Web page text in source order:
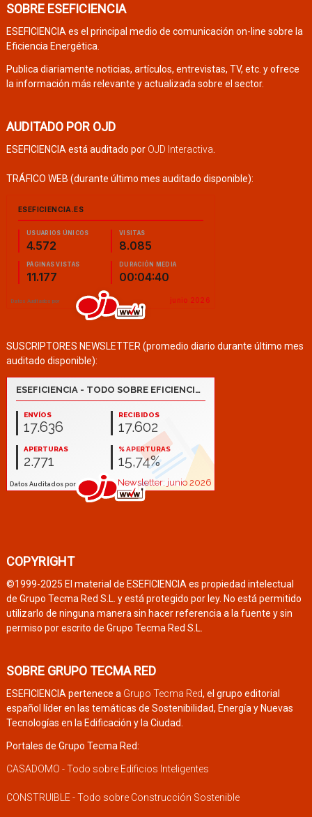
SOBRE ESEFICIENCIA
ESEFICIENCIA es el principal medio de comunicación on-line sobre la
Eficiencia Energética.
Publica diariamente noticias, artículos, entrevistas, TV, etc. y ofrece
la información más relevante y actualizada sobre el sector.
AUDITADO POR OJD
ESEFICIENCIA está auditado por OJD Interactiva
TRÁFICO WEB (durante último mes auditado disponible):
SUSCRIPTORES NEWSLETTER (promedio diario durante último mes
auditado disponible):
COPYRIGHT
©1999-2025 El material de ESEFICIENCIA es propiedad intelectual
de Grupo Tecma Red S.L. y está protegido por ley. No está permitido
utilizarlo de ninguna manera sin hacer referencia a la fuente y sin
permiso por escrito de Grupo Tecma Red S.L.
SOBRE GRUPO TECMA RED
ESEFICIENCIA pertenece a Grupo Tecma Red, el grupo editorial
español líder en las temáticas de Sostenibilidad, Energía y Nuevas
Tecnologías en la Edificación y la Ciudad.
Portales de Grupo Tecma Red:
CASADOMO - Todo sobre Edificios Inteligentes
CONSTRUIBLE - Todo sobre Construcción Sostenible